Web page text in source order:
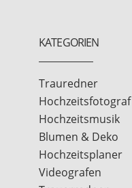
KATEGORIEN
Trauredner
Hochzeitsfotograf
Hochzeitsmusik
Blumen & Deko
Hochzeitsplaner
Videografen